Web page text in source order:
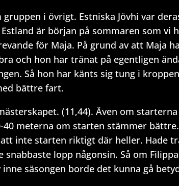
i övrigt. Estniska Jövhi var
är början på sommaren som vi
för Maja. På grund av att Maja
och hon har tränat på egentligen
Så hon har känts sig tung i
bättre fart.
(11,44). Även om
meterna om starten stämmer
inte starten riktigt där heller. Hade
snabbaste lopp någonsin. Så om
säsongen borde det kunna gå